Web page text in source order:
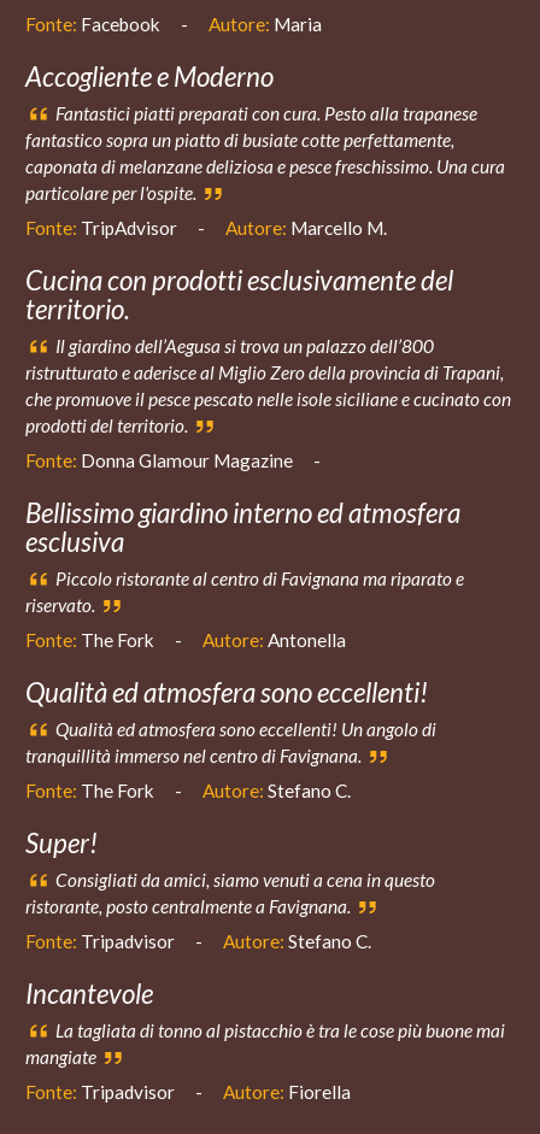
Fonte: Facebook - Autore: Maria
Accogliente e Moderno
Fantastici piatti preparati con cura. Pesto alla trapanese
fantastico sopra un piatto di busiate cotte perfettamente,
caponata di melanzane deliziosa e pesce freschissimo. Una cura
particolare per l'ospite.
Fonte: TripAdvisor - Autore: Marcello M.
Cucina con prodotti esclusivamente del
territorio.
Il giardino dell’Aegusa si trova un palazzo dell’800
ristrutturato e aderisce al Miglio Zero della provincia di Trapani,
che promuove il pesce pescato nelle isole siciliane e cucinato con
prodotti del territorio.
Fonte: Donna Glamour Magazine -
Bellissimo giardino interno ed atmosfera
esclusiva
Piccolo ristorante al centro di Favignana ma riparato e
riservato.
Fonte: The Fork - Autore: Antonella
Qualità ed atmosfera sono eccellenti!
Qualità ed atmosfera sono eccellenti! Un angolo di
tranquillità immerso nel centro di Favignana.
Fonte: The Fork - Autore: Stefano C.
Super!
Consigliati da amici, siamo venuti a cena in questo
ristorante, posto centralmente a Favignana.
Fonte: Tripadvisor - Autore: Stefano C.
Incantevole
La tagliata di tonno al pistacchio è tra le cose più buone mai
mangiate
Fonte: Tripadvisor - Autore: Fiorella